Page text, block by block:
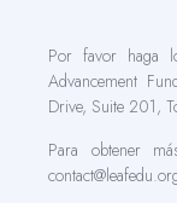
Por favor haga
Advancement
Drive, Suite 201,
Para obtener